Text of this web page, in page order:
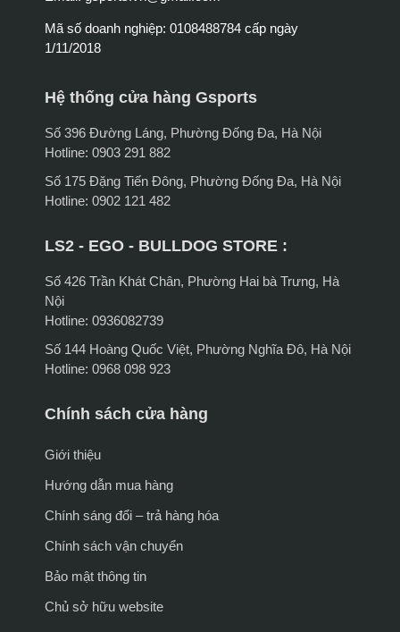
Mã số doanh nghiệp: 0108488784 cấp ngày
1/11/2018
Hệ thống cửa hàng Gsports
Số 396 Đường Láng, Phường Đống Đa, Hà Nội
Hotline: 0903 291 882
Số 175 Đặng Tiến Đông, Phường Đống Đa, Hà Nội
Hotline: 0902 121 482
LS2 - EGO - BULLDOG STORE :
Số 426 Trần Khát Chân, Phường Hai bà Trưng, Hà
Nội
Hotline: 0936082739
Số 144 Hoàng Quốc Việt, Phường Nghĩa Đô, Hà Nội
Hotline: 0968 098 923
Chính sách cửa hàng
Giới thiệu
Hướng dẫn mua hàng
Chính sáng đổi – trả hàng hóa
Chính sách vận chuyển
Bảo mật thông tin
Chủ sở hữu website